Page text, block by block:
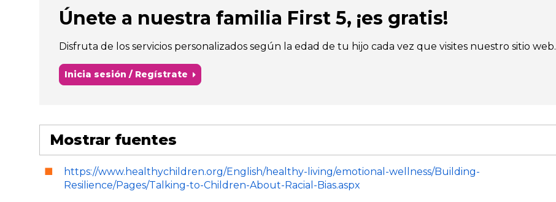
Únete a nuestra familia First 5, ¡es gratis!
Disfruta de los servicios personalizados según la edad de tu hijo cada vez que visites nuestro sitio web.
Inicia sesión / Regístrate
Mostrar fuentes
https://www.healthychildren.org/English/healthy-living/emotional-wellness/Building-
Resilience/Pages/Talking-to-Children-About-Racial-Bias.aspx